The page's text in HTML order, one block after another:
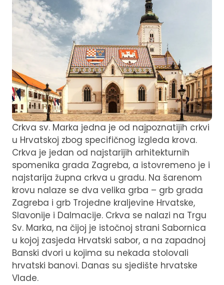
Crkva sv. Marka jedna je od najpoznatijih crkvi
u Hrvatskoj zbog specifičnog izgleda krova.
Crkva je jedan od najstarijih arhitekturnih
spomenika grada Zagreba, a istovremeno je i
najstarija župna crkva u gradu. Na šarenom
krovu nalaze se dva velika grba – grb grada
Zagreba i grb Trojedne kraljevine Hrvatske,
Slavonije i Dalmacije. Crkva se nalazi na Trgu
Sv. Marka, na čijoj je istočnoj strani Sabornica
u kojoj zasjeda Hrvatski sabor, a na zapadnoj
Banski dvori u kojima su nekada stolovali
hrvatski banovi. Danas su sjedište hrvatske
Vlade.